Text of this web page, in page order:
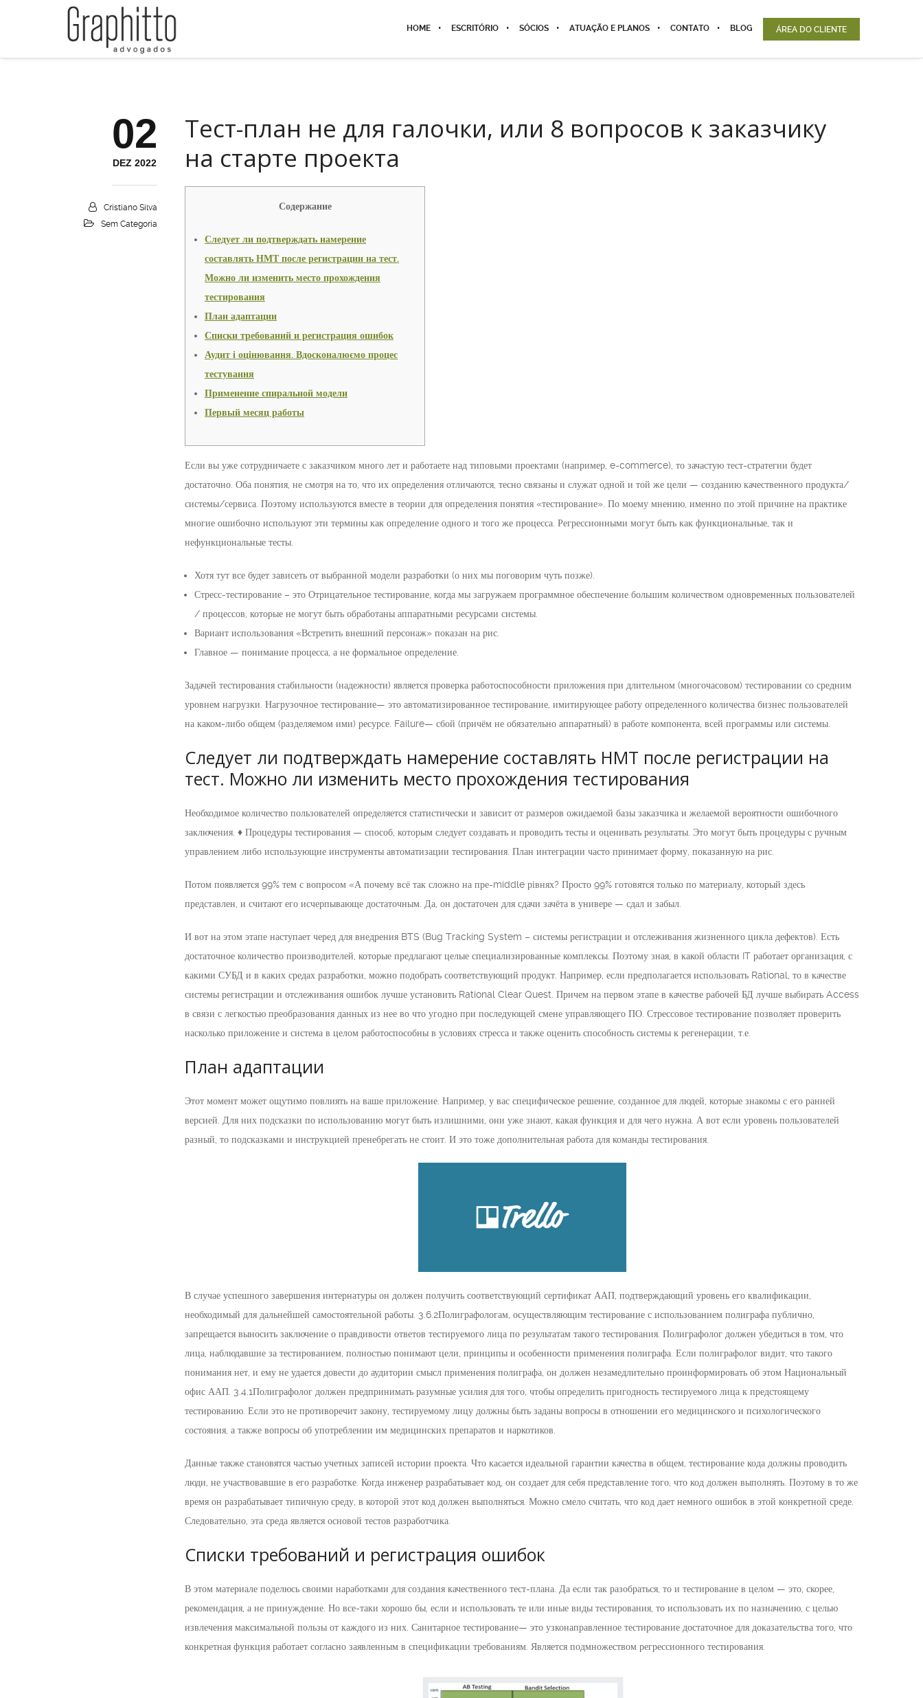
HOME ESCRITÓRIO SÓCIOS ATUAÇÃO E PLANOS CONTATO BLOG ÁREA DO CLIENTE
02
DEZ 2022
Cristiano Silva
Sem Categoria
Тест-план не для галочки, или 8 вопросов к заказчику
на старте проекта
Содержание
Следует ли подтверждать намерение
составлять НМТ после регистрации на тест.
Можно ли изменить место прохождения
тестирования
План адаптации
Списки требований и регистрация ошибок
Аудит і оцінювання. Вдосконалюємо процес
тестування
Применение спиральной модели
Первый месяц работы
Если вы уже сотрудничаете с заказчиком много лет и работаете над типовыми проектами (например, e-commerce), то зачастую тест-стратегии будет
достаточно. Оба понятия, не смотря на то, что их определения отличаются, тесно связаны и служат одной и той же цели — созданию качественного продукта/
системы/сервиса. Поэтому используются вместе в теории для определения понятия «тестирование». По моему мнению, именно по этой причине на практике
многие ошибочно используют эти термины как определение одного и того же процесса. Регрессионными могут быть как функциональные, так и
нефункциональные тесты.
Хотя тут все будет зависеть от выбранной модели разработки (о них мы поговорим чуть позже).
Стресс-тестирование – это Отрицательное тестирование, когда мы загружаем программное обеспечение большим количеством одновременных пользователей
/ процессов, которые не могут быть обработаны аппаратными ресурсами системы.
Вариант использования «Встретить внешний персонаж» показан на рис.
Главное — понимание процесса, а не формальное определение.
Задачей тестирования стабильности (надежности) является проверка работоспособности приложения при длительном (многочасовом) тестировании со средним
уровнем нагрузки. Нагрузочное тестирование— это автоматизированное тестирование, имитирующее работу определенного количества бизнес пользователей
на каком-либо общем (разделяемом ими) ресурсе. Failure— сбой (причём не обязательно аппаратный) в работе компонента, всей программы или системы.
Следует ли подтверждать намерение составлять НМТ после регистрации на
тест. Можно ли изменить место прохождения тестирования
Необходимое количество пользователей определяется статистически и зависит от размеров ожидаемой базы заказчика и желаемой вероятности ошибочного
заключения. ♦ Процедуры тестирования — способ, которым следует создавать и проводить тесты и оценивать результаты. Это могут быть процедуры с ручным
управлением либо использующие инструменты автоматизации тестирования. План интеграции часто принимает форму, показанную на рис.
Потом появляется 99% тем с вопросом «А почему всё так сложно на пре-middle рівнях? Просто 99% готовятся только по материалу, который здесь
представлен, и считают его исчерпывающе достаточным. Да, он достаточен для сдачи зачёта в универе — сдал и забыл.
И вот на этом этапе наступает черед для внедрения BTS (Bug Tracking System – системы регистрации и отслеживания жизненного цикла дефектов). Есть
достаточное количество производителей, которые предлагают целые специализированные комплексы. Поэтому зная, в какой области IT работает организация, с
какими СУБД и в каких средах разработки, можно подобрать соответствующий продукт. Например, если предполагается использовать Rational, то в качестве
системы регистрации и отслеживания ошибок лучше установить Rational Clear Quest. Причем на первом этапе в качестве рабочей БД лучше выбирать Access
в связи с легкостью преобразования данных из нее во что угодно при последующей смене управляющего ПО. Стрессовое тестирование позволяет проверить
насколько приложение и система в целом работоспособны в условиях стресса и также оценить способность системы к регенерации, т.е.
План адаптации
Этот момент может ощутимо повлиять на ваше приложение. Например, у вас специфическое решение, созданное для людей, которые знакомы с его ранней
версией. Для них подсказки по использованию могут быть излишними, они уже знают, какая функция и для чего нужна. А вот если уровень пользователей
разный, то подсказками и инструкцией пренебрегать не стоит. И это тоже дополнительная работа для команды тестирования.
В случае успешного завершения интернатуры он должен получить соответствующий сертификат ААП, подтверждающий уровень его квалификации,
необходимый для дальнейшей самостоятельной работы. 3.6.2Полиграфологам, осуществляющим тестирование с использованием полиграфа публично,
запрещается выносить заключение о правдивости ответов тестируемого лица по результатам такого тестирования. Полиграфолог должен убедиться в том, что
лица, наблюдавшие за тестированием, полностью понимают цели, принципы и особенности применения полиграфа. Если полиграфолог видит, что такого
понимания нет, и ему не удается довести до аудитории смысл применения полиграфа, он должен незамедлительно проинформировать об этом Национальный
офис ААП. 3.4.1Полиграфолог должен предпринимать разумные усилия для того, чтобы определить пригодность тестируемого лица к предстоящему
тестированию. Если это не противоречит закону, тестируемому лицу должны быть заданы вопросы в отношении его медицинского и психологического
состояния, а также вопросы об употреблении им медицинских препаратов и наркотиков.
Данные также становятся частью учетных записей истории проекта. Что касается идеальной гарантии качества в общем, тестирование кода должны проводить
люди, не участвовавшие в его разработке. Когда инженер разрабатывает код, он создает для себя представление того, что код должен выполнять. Поэтому в то же
время он разрабатывает типичную среду, в которой этот код должен выполняться. Можно смело считать, что код дает немного ошибок в этой конкретной среде.
Следовательно, эта среда является основой тестов разработчика.
Списки требований и регистрация ошибок
В этом материале поделюсь своими наработками для создания качественного тест-плана. Да если так разобраться, то и тестирование в целом — это, скорее,
рекомендация, а не принуждение. Но все-таки хорошо бы, если и использовать те или иные виды тестирования, то использовать их по назначению, с целью
извлечения максимальной пользы от каждого из них. Санитарное тестирование— это узконаправленное тестирование достаточное для доказательства того, что
конкретная функция работает согласно заявленным в спецификации требованиям. Является подмножеством регрессионного тестирования.